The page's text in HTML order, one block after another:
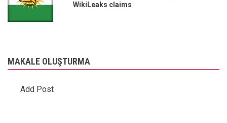
WikiLeaks claims
MAKALE OLUŞTURMA
Add Post